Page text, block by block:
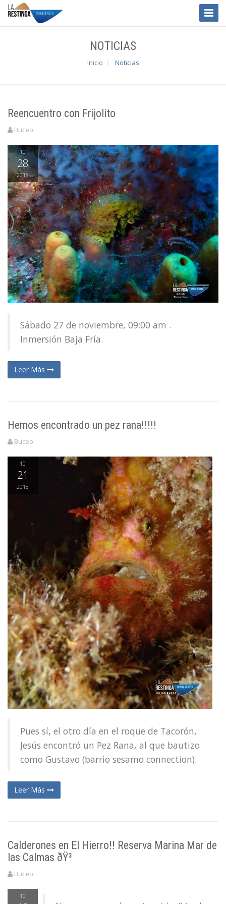
Toggle
NOTICIAS
Inicio Noticias
Reencuentro con Frijolito
Buceo
10
28
2018
Sábado 27 de noviembre, 09:00 am .
Inmersión Baja Fría.
Leer Más
Hemos encontrado un pez rana!!!!!
Buceo
10
21
2018
Pues sí, el otro día en el roque de Tacorón,
Jesús encontró un Pez Rana, al que bautizo
como Gustavo (barrio sesamo connection).
Leer Más
Calderones en El Hierro!! Reserva Marina Mar de
las Calmas ðŸ³
Buceo
10